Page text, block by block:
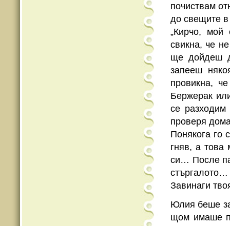
почиствам
до свещите
„Кирчо,
свикна, че
ще дойдеш
запееш
провикна,
Бержерак
се
проверя
Понякога го
гняв, а
си… После
Завинаги
Юлия беше
щом имаше